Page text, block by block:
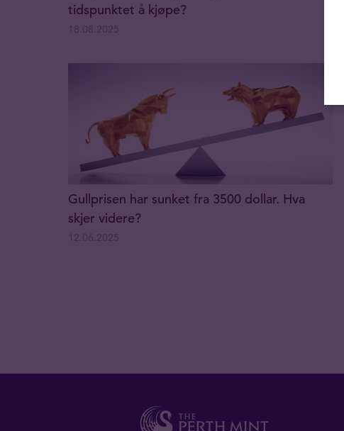
tidspunktet å kjøpe?
Gullprisen har sunket fra 3500 dollar. Hva
skjer videre?